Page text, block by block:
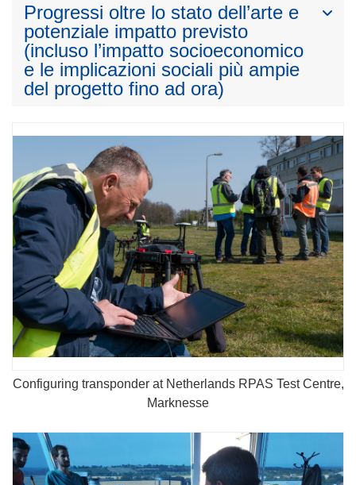
Progressi oltre lo stato dell’arte e
potenziale impatto previsto
(incluso l’impatto socioeconomico
e le implicazioni sociali più ampie
del progetto fino ad ora)
Configuring transponder at Netherlands RPAS Test Centre,
Marknesse